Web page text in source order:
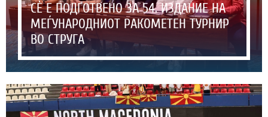
СЀ Е ПОДГОТВЕНО ЗА 54. ИЗДАНИЕ НА
МЕЃУНАРОДНИОТ РАКОМЕТЕН ТУРНИР
ВО СТРУГА